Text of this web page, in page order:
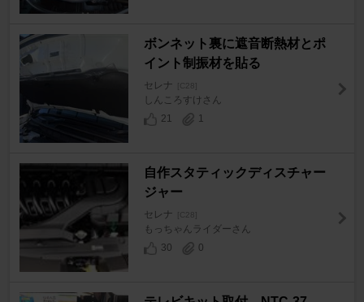
ボンネット裏に遮音断熱材とポ
イント制振材を貼る
セレナ [C28]
しんころすけさん
21
1
自作スタティックディスチャー
ジャー
セレナ [C28]
もっちゃんライダーさん
30
0